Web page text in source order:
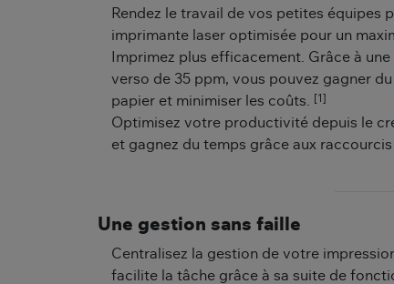
Rendez le travail de vos petites équipes
imprimante laser optimisée pour un
Imprimez plus efficacement. Grâce à
verso de 35 ppm, vous pouvez gagner
papier et minimiser les coûts.
[1]
Optimisez votre productivité depuis le
et gagnez du temps grâce aux raccourcis
Une gestion sans faille
Centralisez la gestion de votre
facilite la tâche grâce à sa suite de